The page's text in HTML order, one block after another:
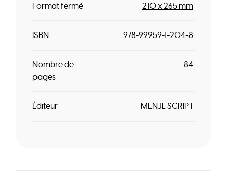
Format fermé 210 x 265 mm
ISBN 978-99959-1-204-8
Nombre de
pages
84
Éditeur MENJE SCRIPT